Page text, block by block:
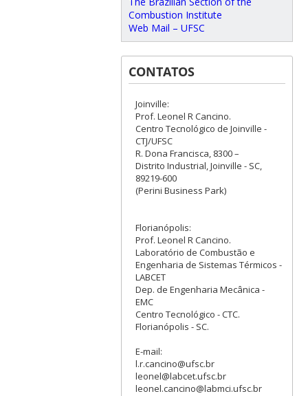
Combustion Institute
Web Mail – UFSC
CONTATOS
Joinville:
Prof. Leonel R Cancino.
Centro Tecnológico de Joinville -
CTJ/UFSC
R. Dona Francisca, 8300 –
Distrito Industrial, Joinville - SC,
89219-600
(Perini Business Park)
Florianópolis:
Prof. Leonel R Cancino.
Laboratório de Combustão e
Engenharia de Sistemas Térmicos -
LABCET
Dep. de Engenharia Mecânica -
EMC
Centro Tecnológico - CTC.
Florianópolis - SC.
E-mail:
l.r.cancino@ufsc.br
leonel@labcet.ufsc.br
leonel.cancino@labmci.ufsc.br